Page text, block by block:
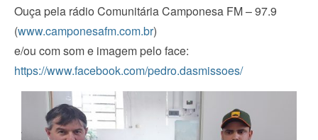
Ouça pela rádio Comunitária Camponesa FM – 97.9
(www.camponesafm.com.br)
e/ou com som e imagem pelo face:
https://www.facebook.com/pedro.dasmissoes/